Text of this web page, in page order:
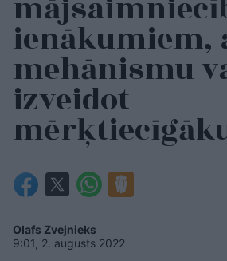
ienākumiem,
mehānismu
izveidot
Olafs Zvejnieks
9:01, 2. augusts 2022